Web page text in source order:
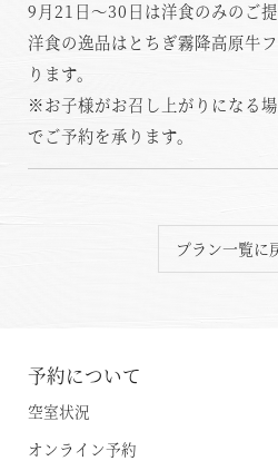
9月21日～30日は洋食のみのご提
洋食の逸品はとちぎ霧降高原牛
ります。
※お子様がお召し上がりになる
でご予約を承ります。
プラン一覧に
予約について
空室状況
オンライン予約